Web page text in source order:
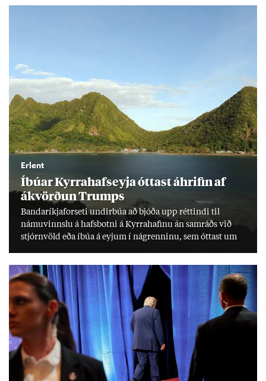
Erlent
Íbú­ar Kyrra­hafs­eyja ótt­ast áhrif­in af
ákvörð­un Trumps
Banda­ríkja­for­seti und­ir­búa að bjóða upp rétt­indi til
námu­vinnslu á hafs­botni á Kyrra­haf­inu án sam­ráðs við
stjórn­völd eða íbúa á eyj­um í ná­grenn­inu, sem ótt­ast um